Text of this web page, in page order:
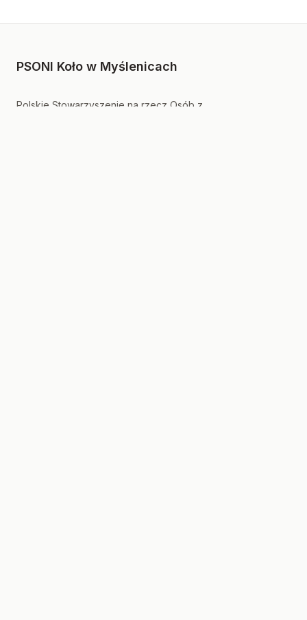
PSONI Koło w Myślenicach
Polskie Stowarzyszenie na rzecz Osób z